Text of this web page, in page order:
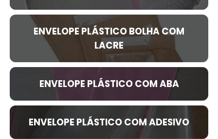
ENVELOPE PLÁSTICO BOLHA COM
LACRE
ENVELOPE PLÁSTICO COM ABA
ENVELOPE PLÁSTICO COM ADESIVO